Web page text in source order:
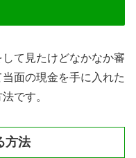
て見たけどなかなか審
面の現金を手に入れた
です。
方法